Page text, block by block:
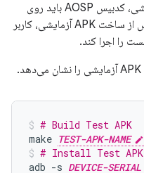
ساخته می‌شود. برای ساخت APK آزمایشی، کدبیس AOSP باید روی
ایستگاه کاری محلی قرار داشته باشد. پس از ساخت APK آزمایشی، کاربر
# Build Test APK
make TEST-APK-NAME
# Install Test APK
adb -s DEVICE-SERIAL